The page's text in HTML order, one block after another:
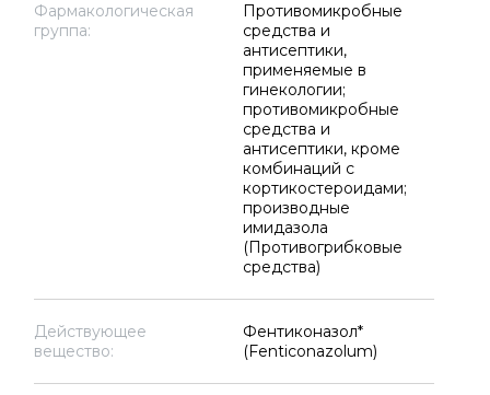
Фармакологическая
группа:
Противомикробные
средства и
антисептики,
применяемые в
гинекологии;
противомикробные
средства и
антисептики, кроме
комбинаций с
кортикостероидами;
производные
имидазола
(Противогрибковые
средства)
Действующее
вещество:
Фентиконазол*
(Fenticonazolum)